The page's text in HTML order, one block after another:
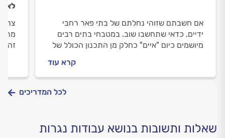
אם חשבתם שזוהי נחלתם של בתי פאר רחבי
ידיים, כדאי שתחשבו שוב. במטבחי בתים רבים
מיושמים כיום "איים" כחלק מן התכנון הכולל של
קרא עוד
זה
לכל המדריכים
שאלות ותשובות בנושא עבודות נגרות